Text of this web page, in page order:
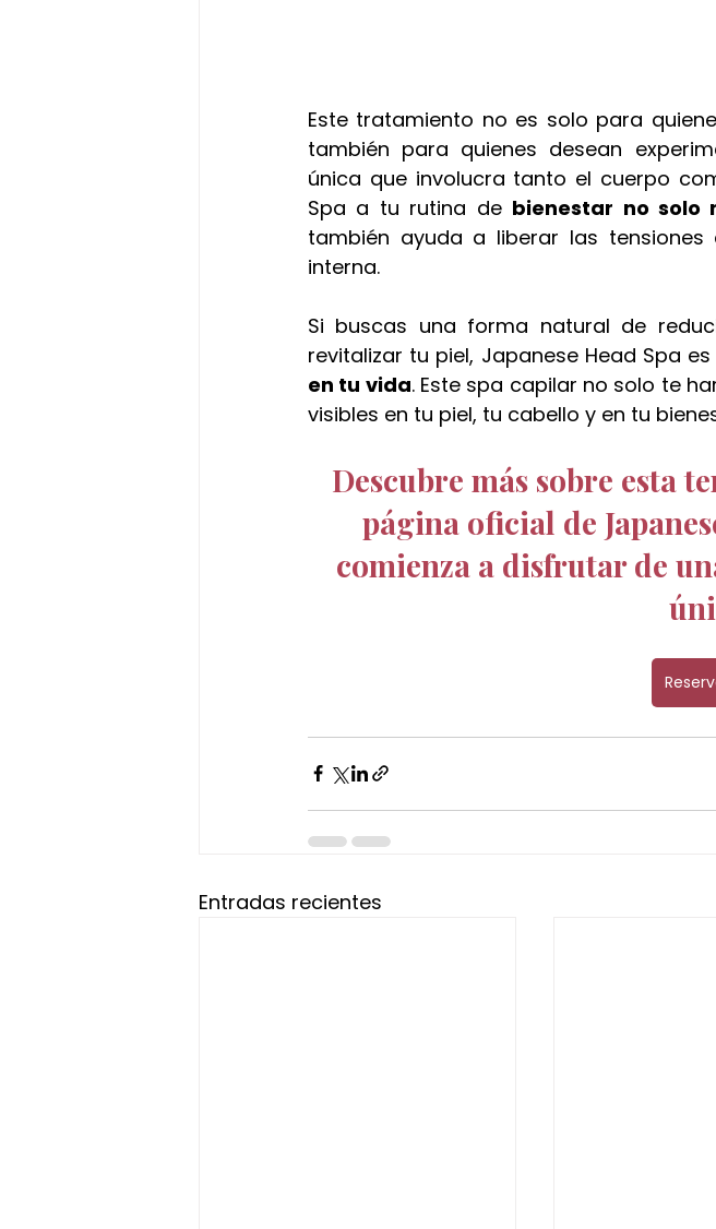
Este tratamiento no es solo para
también para quienes desean
única que involucra tanto el cuerpo
Spa a tu rutina de bienestar no solo
también ayuda a liberar las
interna.
Si buscas una forma natural de
revitalizar tu piel, Japanese Head Spa es
en tu vida. Este spa capilar no solo te
visibles en tu piel, tu cabello y en tu
Descubre más sobre esta
página oficial de
comienza a disfrutar de
Entradas recientes